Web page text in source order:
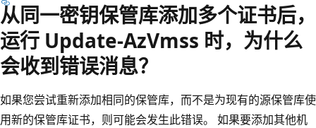
从同一密钥保管库添加多个证书后，
运行 Update-AzVmss 时，为什么
会收到错误消息？
如果您尝试重新添加相同的保管库，而不是为现有的源保管库使
用新的保管库证书，则可能会发生此错误。 如果要添加其他机